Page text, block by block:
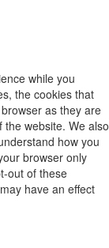
while you
the cookies that
as they are
website. We also
how you
browser only
out of these
have an effect